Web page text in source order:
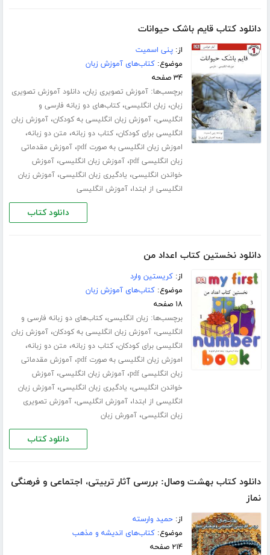
دانلود کتاب قایم باشک حیوانات
از:پنی اسمیت
موضوع:کتاب‌های آموزش زبان
۳۴ صفحه
برچسب‌ها:آموزش تصویری زبان،دانلود آموزش تصویری
زبان، زبان انگلیسی،کتاب‌های دو زبانه فارسی و
انگلیسی،آموزش زبان انگلیسی به کودکان،آموزش زبان
انگلیسی برای کودکان،کتاب دو زبانه، متن دو زبانه،
اموزش زبان انگلیسی به صورت pdf ،آموزش مقدماتی
زبان انگلیسی pdf
،آموزش زبان انگلیسی،آموزش
خواندن انگلیسی، یادگیری زبان انگلیسی،آموزش زبان
انگلیسی از ابتدا،آموزش انگلیسی
دانلود کتاب
دانلود نخستین کتاب اعداد من
از:کریستین وارد
موضوع:کتاب‌های آموزش زبان
۱۸ صفحه
برچسب‌ها: زبان انگلیسی،کتاب‌های دو زبانه فارسی و
انگلیسی،آموزش زبان انگلیسی به کودکان،آموزش زبان
انگلیسی برای کودکان،کتاب دو زبانه، متن دو زبانه،
اموزش زبان انگلیسی به صورت pdf ،آموزش مقدماتی
زبان انگلیسی pdf
،آموزش زبان انگلیسی،آموزش
خواندن انگلیسی، یادگیری زبان انگلیسی،آموزش زبان
انگلیسی از ابتدا،آموزش انگلیسی،آموزش تصویری
زبان انگلیسی،آمورش زبان
دانلود کتاب
دانلود کتاب بهشت وصال: بررسی آثار تربیتی، اجتماعی و فرهنگی
نماز
از:حمید وارسته
موضوع:کتاب‌های اندیشه و مذهب
۲۱۴ صفحه